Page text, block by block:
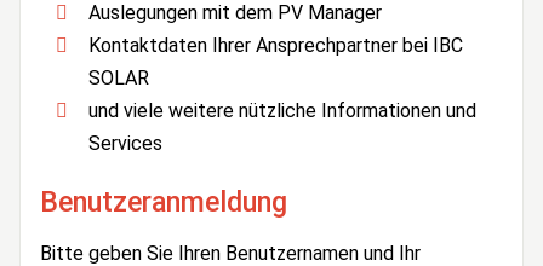
Auslegungen mit dem PV Manager
Kontaktdaten Ihrer Ansprechpartner bei IBC
SOLAR
und viele weitere nützliche Informationen und
Services
Benutzeranmeldung
Bitte geben Sie Ihren Benutzernamen und Ihr